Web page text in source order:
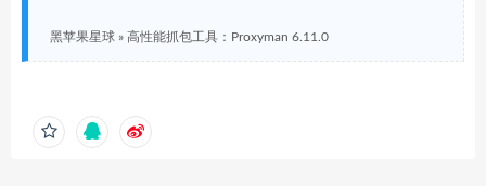
黑苹果星球 » 高性能抓包工具：Proxyman 6.11.0